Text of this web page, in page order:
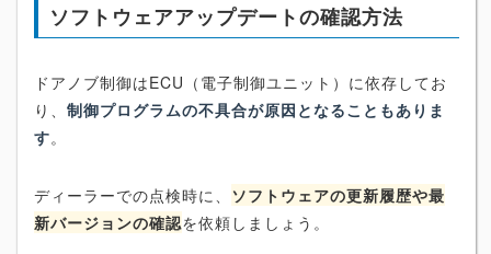
ソフトウェアアップデートの確認方法
ドアノブ制御はECU（電子制御ユニット）に依存してお
り、 制御プログラムの不具合が原因となることもありま
す。
ディーラーでの点検時に、 ソフトウェアの更新履歴や最
新バージョンの確認を依頼しましょう。